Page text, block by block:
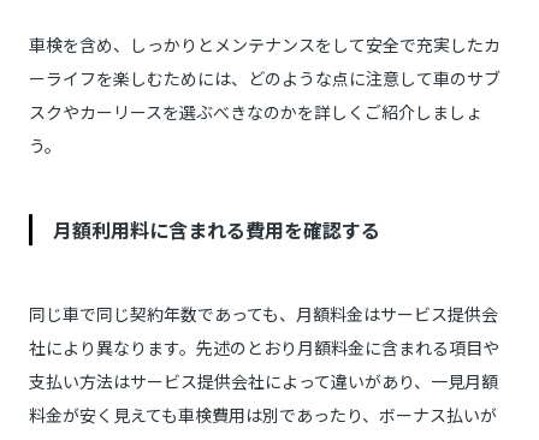
車検を含め、しっかりとメンテナンスをして安全で充実したカ
ーライフを楽しむためには、どのような点に注意して車のサブ
スクやカーリースを選ぶべきなのかを詳しくご紹介しましょ
う。
月額利用料に含まれる費用を確認する
同じ車で同じ契約年数であっても、月額料金はサービス提供会
社により異なります。先述のとおり月額料金に含まれる項目や
支払い方法はサービス提供会社によって違いがあり、一見月額
料金が安く見えても車検費用は別であったり、ボーナス払いが